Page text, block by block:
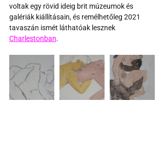
voltak egy rövid ideig brit múzeumok és
galériák kiállításain, és remélhetőleg 2021
tavaszán ismét láthatóak lesznek
Charlestonban.